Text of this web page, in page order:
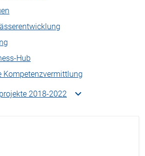
Hub
Kompetenzvermittlung
2018-2022